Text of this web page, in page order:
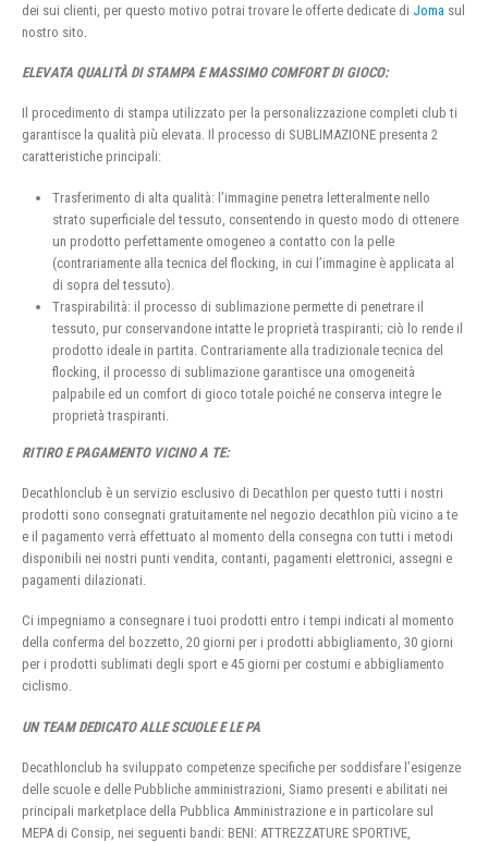
dei sui clienti, per questo motivo potrai trovare le offerte dedicate di Joma sul
nostro sito.
ELEVATA QUALITÀ DI STAMPA E MASSIMO COMFORT DI GIOCO:
Il procedimento di stampa utilizzato per la personalizzazione completi club ti
garantisce la qualità più elevata. Il processo di SUBLIMAZIONE presenta 2
caratteristiche principali:
Trasferimento di alta qualità: l’immagine penetra letteralmente nello
strato superficiale del tessuto, consentendo in questo modo di ottenere
un prodotto perfettamente omogeneo a contatto con la pelle
(contrariamente alla tecnica del flocking, in cui l’immagine è applicata al
di sopra del tessuto).
Traspirabilità: il processo di sublimazione permette di penetrare il
tessuto, pur conservandone intatte le proprietà traspiranti; ciò lo rende il
prodotto ideale in partita. Contrariamente alla tradizionale tecnica del
flocking, il processo di sublimazione garantisce una omogeneità
palpabile ed un comfort di gioco totale poiché ne conserva integre le
proprietà traspiranti.
RITIRO E PAGAMENTO VICINO A TE:
Decathlonclub è un servizio esclusivo di Decathlon per questo tutti i nostri
prodotti sono consegnati gratuitamente nel negozio decathlon più vicino a te
e il pagamento verrà effettuato al momento della consegna con tutti i metodi
disponibili nei nostri punti vendita, contanti, pagamenti elettronici, assegni e
pagamenti dilazionati.
Ci impegniamo a consegnare i tuoi prodotti entro i tempi indicati al momento
della conferma del bozzetto, 20 giorni per i prodotti abbigliamento, 30 giorni
per i prodotti sublimati degli sport e 45 giorni per costumi e abbigliamento
ciclismo.
UN TEAM DEDICATO ALLE SCUOLE E LE PA
Decathlonclub ha sviluppato competenze specifiche per soddisfare l’esigenze
delle scuole e delle Pubbliche amministrazioni, Siamo presenti e abilitati nei
principali marketplace della Pubblica Amministrazione e in particolare sul
MEPA di Consip, nei seguenti bandi: BENI: ATTREZZATURE SPORTIVE,